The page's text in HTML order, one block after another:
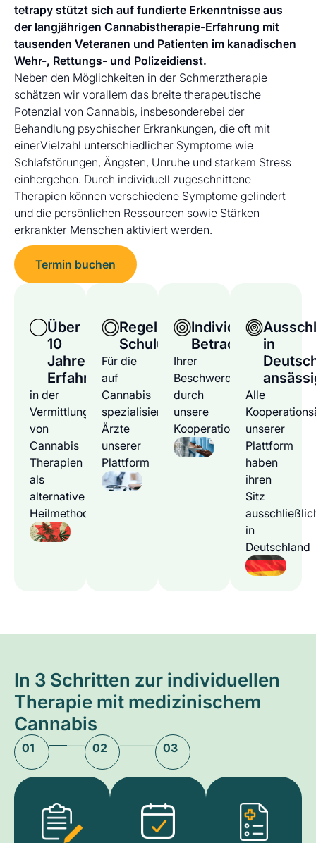
tetrapy stützt sich auf fundierte Erkenntnisse aus
der langjährigen Cannabistherapie-Erfahrung mit
tausenden Veteranen und Patienten im kanadischen
Wehr-, Rettungs- und Polizeidienst.
Neben den Möglichkeiten in der Schmerztherapie
schätzen wir vorallem das breite therapeutische
Potenzial von Cannabis, insbesonderebei der
Behandlung psychischer Erkrankungen, die oft mit
einerVielzahl unterschiedlicher Symptome wie
Schlafstörungen, Ängsten, Unruhe und starkem Stress
einhergehen. Durch individuell zugeschnittene
Therapien können verschiedene Symptome gelindert
und die persönlichen Ressourcen sowie Stärken
erkrankter Menschen aktiviert werden.
Termin buchen
Über
10
Jahre
Erfahrung
in der
Vermittlung
von
Cannabis
Therapien
als
alternative
Heilmethode
Regelmäßige
Schulungen
Für die
auf
Cannabis
spezialisierten
Ärzte
unserer
Plattform
Individuelle
Betrachtung
Ihrer
Beschwerden
durch
unsere
Kooperationsärzte
in
Alle
unserer
Plattform
haben
ihren
Sitz
in
Deutschland
In 3 Schritten zur individuellen
Therapie mit medizinischem
Cannabis
01 02 03